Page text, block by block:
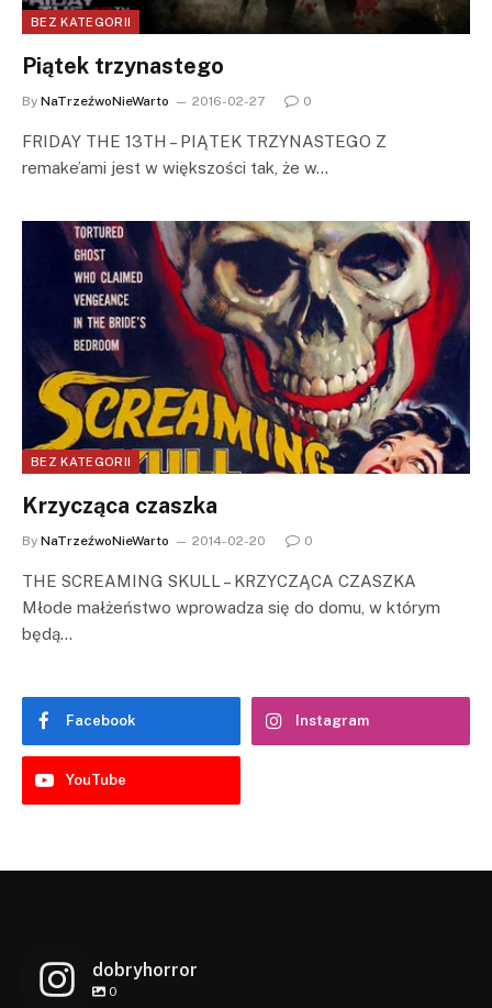
BEZ KATEGORII
Piątek trzynastego
By NaTrzeźwoNieWarto 2016-02-27 0
FRIDAY THE 13TH – PIĄTEK TRZYNASTEGO Z
remake’ami jest w większości tak, że w…
BEZ KATEGORII
Krzycząca czaszka
By NaTrzeźwoNieWarto 2014-02-20 0
THE SCREAMING SKULL – KRZYCZĄCA CZASZKA
Młode małżeństwo wprowadza się do domu, w którym
będą…
Facebook Instagram
YouTube
dobryhorror
0